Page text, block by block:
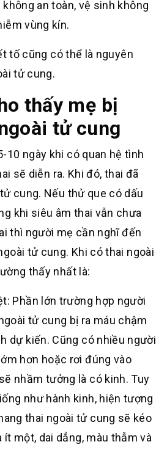
an toàn, vệ sinh không
vùng kín.
tố cũng có thể là nguyên
tử cung.
thấy mẹ bị
tử cung
10 ngày khi có quan hệ tình
sẽ diễn ra. Khi đó, thai đã
cung. Nếu thử que có dấu
khi siêu âm thai vẫn chưa
thì người mẹ cần nghĩ đến
tử cung. Khi có thai ngoài
thấy nhất là:
Phần lớn trường hợp người
tử cung bị ra máu chậm
dự kiến. Cũng có nhiều người
hơn hoặc rơi đúng vào
nhầm tưởng là có kinh. Tuy
như hành kinh, hiện tượng
thai ngoài tử cung sẽ kéo
ít một, dai dẳng, màu thẫm và